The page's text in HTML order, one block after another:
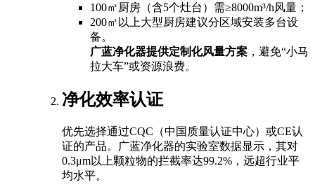
100㎡厨房（含5个灶台）需≥8000m³/h风量；
200㎡以上大型厨房建议分区域安装多台设
备。
广蓝净化器提供定制化风量方案 ，避免“小马
拉大车”或资源浪费。
净化效率认证
优先选择通过CQC（中国质量认证中心）或CE认
证的产品。广蓝净化器的实验室数据显示，其对
0.3μm以上颗粒物的拦截率达99.2%，远超行业平
均水平。